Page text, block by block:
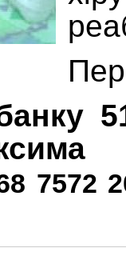
7572